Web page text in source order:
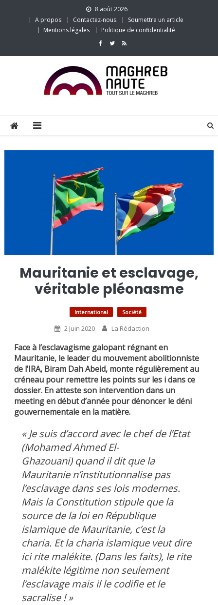
8 août 2026
A propos
Contactez-nous
Soumettre un article
Mentions légales
Politique de confidentialité
Mauritanie et esclavage,
véritable pléonasme
International Société
2 Juin 2020 La Rédaction
Face à l’esclavagisme galopant régnant en
Mauritanie, le leader du mouvement abolitionniste
de l’IRA, Biram Dah Abeid, monte régulièrement au
créneau pour remettre les points sur les i dans ce
dossier. En atteste son intervention dans un
meeting en début d’année pour dénoncer le déni
gouvernementale en la matière.
« Je suis d’accord avec le chef de l’Etat
(Mohamed Ahmed El-
Ghazouani) quand il dit que la
Mauritanie n’institutionnalise pas
l’esclavage dans ses lois modernes.
Mais la Constitution stipule que la
source de la loi en République
islamique de Mauritanie, c’est la
charia. Et la charia islamique veut dire
ici rite malékite. (Dans les faits), le rite
malékite légitime non seulement
l’esclavage mais il le codifie et le
sacralise ! »